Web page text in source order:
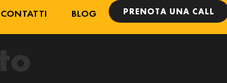
CONTATTI BLOG PRENOTA UNA CALL